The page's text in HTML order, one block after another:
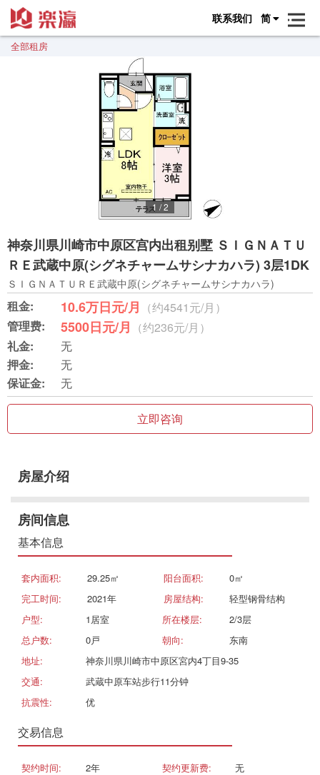
联系我们 简
全部租房
1 /2
神奈川県川崎市中原区宫内出租别墅 ＳＩＧＮＡＴＵ
ＲＥ武蔵中原(シグネチャームサシナカハラ) 3层1DK
ＳＩＧＮＡＴＵＲＥ武蔵中原(シグネチャームサシナカハラ)
租金: 10.6万日元/月 （约4541元/月）
管理费:
5500日元/月 （约236元/月）
礼金:
无
押金:
无
保证金:
无
立即咨询
房屋介绍
房间信息
基本信息
套内面积: 29.25㎡ 阳台面积:
0㎡
完工时间:
2021年 房屋结构:
轻型钢骨结构
户型:
1居室 所在楼层:
2/3层
总户数:
0戸 朝向:
东南
地址:
神奈川県川崎市中原区宮内4丁目9-35
交通:
武蔵中原车站步行11分钟
抗震性:
优
交易信息
契约时间: 2年 契约更新费:
无